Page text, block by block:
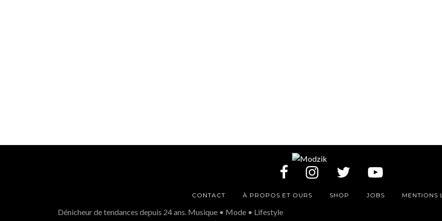
CONTACT À PROPOS ET OURS SHOP JOBS MENTIONS
Dénicheur de tendances depuis 24 ans. Musique • Mode • Lifestyle